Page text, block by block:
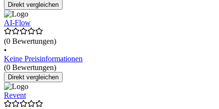
Direkt vergleichen
AI-Flow
(0 Bewertungen)
•
Keine Preisinformationen
(0 Bewertungen)
Direkt vergleichen
Revent